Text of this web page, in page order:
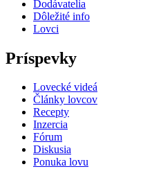
Dodávatelia
Dôležité info
Lovci
Príspevky
Lovecké videá
Články lovcov
Recepty
Inzercia
Fórum
Diskusia
Ponuka lovu